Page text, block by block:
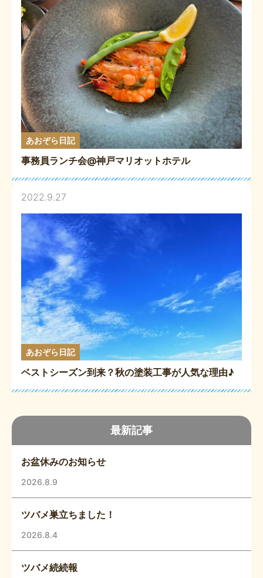
最新記事
お盆休みのお知らせ
2026.8.9
ツバメ巣立ちました！
2026.8.4
ツバメ続続報
あおぞら日記
事務員ランチ会@神戸マリオットホテル
2022.9.27
あおぞら日記
ベストシーズン到来？秋の塗装工事が人気な理由♪